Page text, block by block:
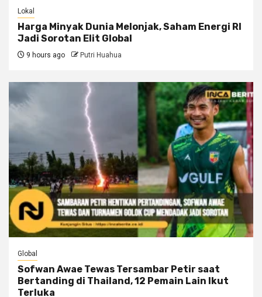
Lokal
Harga Minyak Dunia Melonjak, Saham Energi RI
Jadi Sorotan Elit Global
9 hours ago Putri Huahua
Global
Sofwan Awae Tewas Tersambar Petir saat
Bertanding di Thailand, 12 Pemain Lain Ikut
Terluka